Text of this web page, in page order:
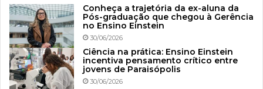
Conheça a trajetória da ex-aluna da
Pós-graduação que chegou à Gerência
no Ensino Einstein
30/06/2026
Ciência na prática: Ensino Einstein
incentiva pensamento crítico entre
jovens de Paraisópolis
30/06/2026